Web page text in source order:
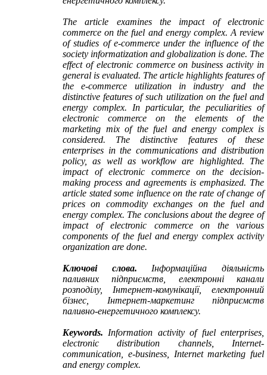
The article examines the impact of electronic
commerce on the fuel and energy complex. A review
of studies of e-commerce under the influence of the
society informatization and globalization is done. The
effect of electronic commerce on business activity in
general is evaluated. The article highlights features of
the e-commerce utilization in industry and the
distinctive features of such utilization on the fuel and
energy complex. In particular, the peculiarities of
electronic commerce on the elements of the
marketing mix of the fuel and energy complex is
considered. The distinctive features of these
enterprises in the communications and distribution
policy, as well as workflow are highlighted. The
impact of electronic commerce on the decision-
making process and agreements is emphasized. The
article stated some influence on the rate of change of
prices on commodity exchanges on the fuel and
energy complex. The conclusions about the degree of
impact of electronic commerce on the various
components of the fuel and energy complex activity
organization are done.
Ключові слова. Інформаційна діяльність
паливних підприємств, електронні канали
розподілу, Інтернет-комунікації, електронний
бізнес, Інтернет-маркетинг підприємств
паливно-енергетичного комплексу.
Keywords. Information activity of fuel enterprises,
electronic distribution channels, Internet-
communication, e-business, Internet marketing fuel
and energy complex.